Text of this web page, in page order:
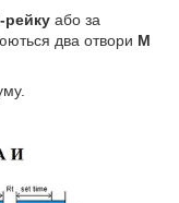
рейку або за
два отвори М